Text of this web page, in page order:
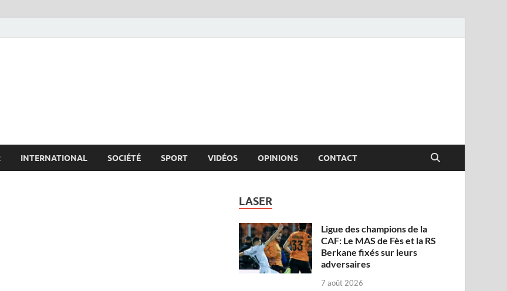
INTERNATIONAL SOCIÉTÉ SPORT VIDÉOS OPINIONS CONTACT
LASER
Ligue des champions de la
CAF: Le MAS de Fès et la RS
Berkane fixés sur leurs
adversaires
7 août 2026